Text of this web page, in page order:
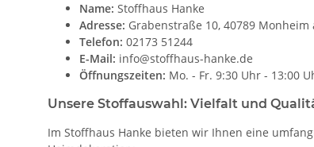
Name: Stoffhaus Hanke
Adresse: Grabenstraße 10, 40789 Monheim
Telefon: 02173 51244
E-Mail: info@stoffhaus-hanke.de
Öffnungszeiten: Mo. - Fr. 9:30 Uhr - 13:00
Unsere Stoffauswahl: Vielfalt und
Im Stoffhaus Hanke bieten wir Ihnen eine